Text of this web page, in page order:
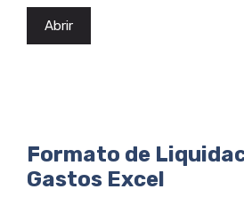
Abrir
Formato de
Gastos Excel